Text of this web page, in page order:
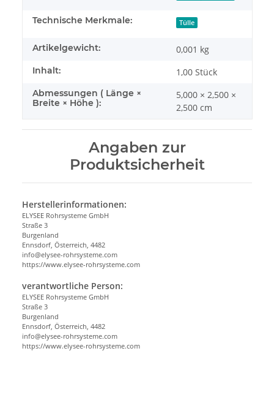
Technische Merkmale: Tülle
Artikelgewicht: 0,001 kg
Inhalt: 1,00 Stück
Abmessungen ( Länge ×
Breite × Höhe ):
5,000 × 2,500 ×
2,500 cm
Angaben zur
Produktsicherheit
Herstellerinformationen:
ELYSEE Rohrsysteme GmbH
Straße 3
Burgenland
Ennsdorf, Österreich, 4482
info@elysee-rohrsysteme.com
https://www.elysee-rohrsysteme.com
verantwortliche Person:
ELYSEE Rohrsysteme GmbH
Straße 3
Burgenland
Ennsdorf, Österreich, 4482
info@elysee-rohrsysteme.com
https://www.elysee-rohrsysteme.com